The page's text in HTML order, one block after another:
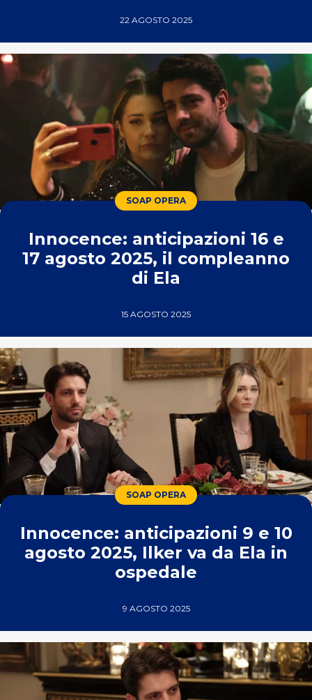
22 AGOSTO 2025
SOAP OPERA
Innocence: anticipazioni 16 e
17 agosto 2025, il compleanno
di Ela
15 AGOSTO 2025
SOAP OPERA
Innocence: anticipazioni 9 e 10
agosto 2025, Ilker va da Ela in
ospedale
9 AGOSTO 2025